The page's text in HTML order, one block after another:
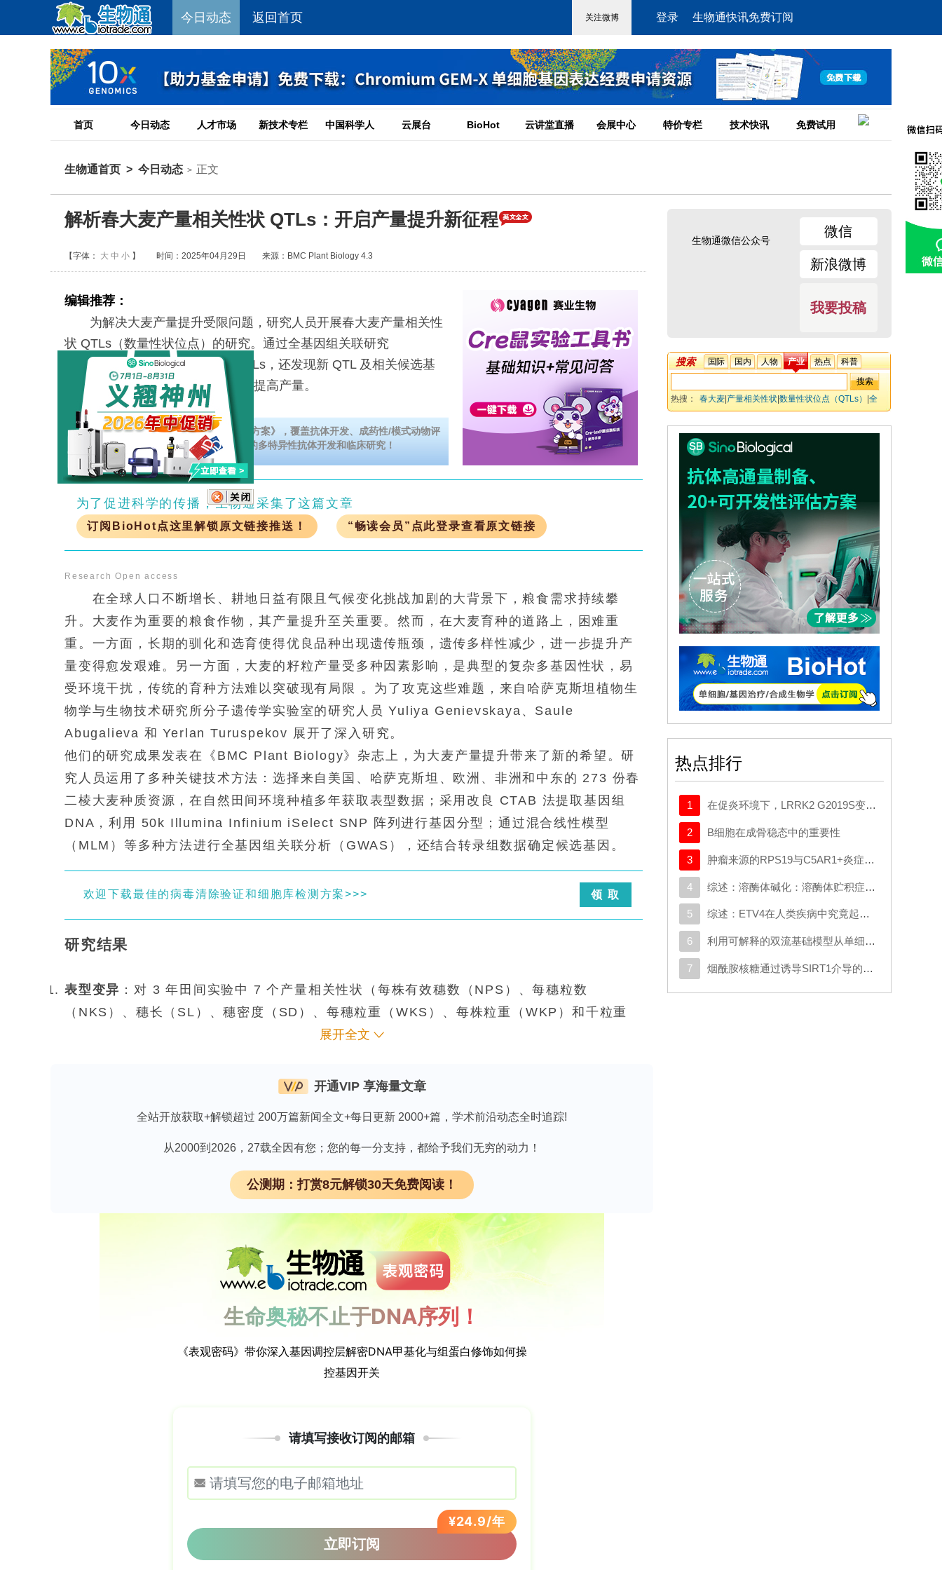
今日动态 返回首页 登录 生物通快讯免费订阅
首页 今日动态 人才市场 新技术专栏 中国科学人 云展台 BioHot 云讲堂直播 会展中心 特价专栏 技术快讯 免费试用
生物通首页 > 今日动态 > 正文
解析春大麦产量相关性状 QTLs：开启产量提升新征程
【字体： 大 中 小 】 时间：2025年04月29日 来源：BMC Plant Biology 4.3
编辑推荐：
为解决大麦产量提升受限问题，研究人员开展春大麦产量相关性
状 QTLs（数量性状位点）的研究。通过全基因组关联研究
（GWAS），共鉴定出 346 个 QTLs，还发现新 QTL 及相关候选基
因。这为大麦育种提供依据，助力提高产量。
立即免费下载《双/多特异性抗体研发解决方案》，覆盖抗体开发、成药性/模式动物评
估、工艺开发等多个阶段，全方位支持您的多特异性抗体开发和临床研究！
为了促进科学的传播，生物通采集了这篇文章
订阅BioHot点这里解锁原文链接推送！ “畅读会员”点此登录查看原文链接
Research Open access
在全球人口不断增长、耕地日益有限且气候变化挑战加剧的大背景下，粮食需求持续攀
升。大麦作为重要的粮食作物，其产量提升至关重要。然而，在大麦育种的道路上，困难重
重。一方面，长期的驯化和选育使得优良品种出现遗传瓶颈，遗传多样性减少，进一步提升产
量变得愈发艰难。另一方面，大麦的籽粒产量受多种因素影响，是典型的复杂多基因性状，易
受环境干扰，传统的育种方法难以突破现有局限 。为了攻克这些难题，来自哈萨克斯坦植物生
物学与生物技术研究所分子遗传学实验室的研究人员 Yuliya Genievskaya、Saule
Abugalieva 和 Yerlan Turuspekov 展开了深入研究。
他们的研究成果发表在《BMC Plant Biology》杂志上，为大麦产量提升带来了新的希望。研
究人员运用了多种关键技术方法：选择来自美国、哈萨克斯坦、欧洲、非洲和中东的 273 份春
二棱大麦种质资源，在自然田间环境种植多年获取表型数据；采用改良 CTAB 法提取基因组
DNA，利用 50k Illumina Infinium iSelect SNP 阵列进行基因分型；通过混合线性模型
（MLM）等多种方法进行全基因组关联分析（GWAS），还结合转录组数据确定候选基因。
欢迎下载最佳的病毒清除验证和细胞库检测方案>>> 领 取
研究结果
表型变异 ：对 3 年田间实验中 7 个产量相关性状（每株有效穗数（NPS）、每穗粒数
（NKS）、穗长（SL）、穗密度（SD）、每穗粒重（WKS）、每株粒重（WKP）和千粒重
（TKW））的表型数据进行分析。结果显示，所有性状都呈现出广泛的表型多样性，其中
SD 外，其他产量相关性状与 WKP 大多呈显著正相关。但环境因素对这些性状的影响大于遗
群体结构、相关性和连锁不平衡（LD）：通过主成分分析（PCA）和亲属关系矩阵分析，发现
实验所用大麦种质资源存在一定的群体结构，但没有明显的遗传分层现象，这有利于全基因组
关联分析减少假阳性结果。LD 衰减分析表明，全基因组范围内 LD 衰减较快，平均约为 2.15
Mbp，但不同染色体间存在差异，范围从 1.23 Mbp（5H 染色体）到 10.97 Mbp（6H 染色
体） 。
：利用 GWAS 分析，共鉴定出 2062 个与研究性
状显著相关的 MTAs。进一步整合得到 346 个 QTLs，其中 93 个为稳定 QTLs（在至少两个
环境和 / 或最佳线性无偏预测（BLUP）中检测到）。这些 QTLs 中，有两个主效 QTLs 分别
）和 TKW（ H v_ TK W _3 H
） ，还有一些中等效应的 QTLs。此
外，还发现了 15 个可能是新的 QTLs，它们所在的基因组区域此前未被报道与大麦产量、开
花时间或株高相关 。
：结合基因表达数据，在稳定 QTL 区域筛选出 134 个高表达
因子 1 - α（EF - 1α），对调节谷物生长、发育和应激反应起重要作用；与 NKS 相关的候选
存螺旋结构域蛋白，与种子储存蛋白形成有关 。
析发现 QTL 区域存在 LD 块。根据这些 QTLs 的等位基因状态，确定了 33 种等位基因组
合。其中，组合 GAAGACCC 对应的 WKP 均值最高，且等位基因组合的
展开全文
开通VIP 享海量文章
全站开放获取+解锁超过 200万篇新闻全文+每日更新 2000+篇，学术前沿动态全时追踪!
从2000到2026，27载全因有您；您的每一分支持，都给予我们无穷的动力！
公测期：打赏8元解锁30天免费阅读！
生物通微信公众号
微信
新浪微博
我要投稿
搜索 国际 国内 人物 产业 热点 科普
热搜： 春大麦 产量相关性状 数量性状位点（QTLs）
全
酸多态性（SNP）|连锁不平衡（LD）|标记辅助选择
（MAS） 基因组选择（GS）
热点排行
1 在促炎环境下，LRRK2 G2019S变异体与帕金森病患者髓系细胞中的转录变化相关
2 B细胞在成骨稳态中的重要性
3 肿瘤来源的RPS19与C5AR1+炎症巨噬细胞相互作用，促使星形胶质细胞重编程并推动胶质母细胞瘤的进展
4 综述：溶酶体碱化：溶酶体贮积症与典型神经退行性疾病中的共同机制
5 综述：ETV4在人类疾病中究竟起什么作用：新的功能、机制及治疗前景
6 利用可解释的双流基础模型从单细胞数据中揭示生物学奥秘
7 烟酰胺核糖通过诱导SIRT1介导的SMAD7去乙酰化以及激活TGF-β/SMAD2/3信号通路，促进人类脂肪干细胞的成软骨分化